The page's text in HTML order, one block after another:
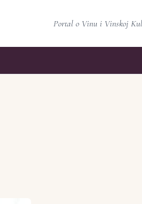
Portal o Vinu i Vinskoj